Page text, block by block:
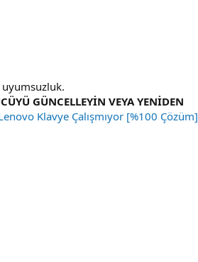
uyumsuzluk.
GÜNCELLEYİN VEYA YENİDEN
Klavye Çalışmıyor [%100 Çözüm]